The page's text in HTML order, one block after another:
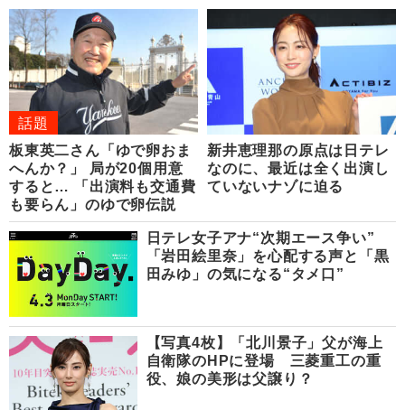
話題
板東英二さん「ゆで卵おま
へんか？」 局が20個用意
すると… 「出演料も交通費
も要らん」のゆで卵伝説
新井恵理那の原点は日テレ
なのに、最近は全く出演し
ていないナゾに迫る
日テレ女子アナ“次期エース争い”
「岩田絵里奈」を心配する声と「黒
田みゆ」の気になる“タメ口”
【写真4枚】「北川景子」父が海上
自衛隊のHPに登場 三菱重工の重
役、娘の美形は父譲り？